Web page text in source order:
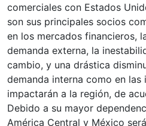
comerciales con Estados
son sus principales socios
en los mercados financieros,
demanda externa, la
cambio, y una drástica
demanda interna como en las
impactarán a la región, de
Debido a su mayor
América Central y México